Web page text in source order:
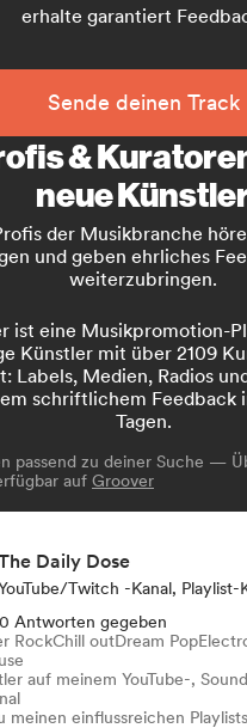
erhalte garantiert
Sende deinen Track
&
neue
der Musikbranche
und geben ehrliches
weiterzubringen.
ist eine Musikpromotion-
Künstler mit über 2109
Labels, Medien, Radios
schriftlichem Feedback
Tagen.
passend zu deiner Suche —
auf Groover
Daily Dose
Twitch -Kanal, Playlist-
Antworten gegeben
RockChill outDream Pop
auf meinem YouTube-,
meinen einflussreichen